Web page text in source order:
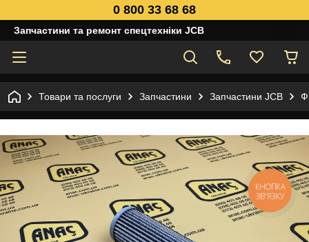
0 800 33 68 68
Запчастини та ремонт спецтехніки JCB
Товари та послуги Запчастини Запчастини JCB
КНОПКА
ЗВ'ЯЗКУ